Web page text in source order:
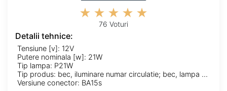
76 Voturi
Detalii tehnice:
Tensiune [v]: 12V
Putere nominala [w]: 21W
Tip lampa: P21W
Tip produs: bec, iluminare numar circulatie; bec, lampa ceata spate; bec, lampa frana; bec, lampa mers inapoi; bec, lampa spate; bec, lumini interioare; bec, semnalizator; bec,lumini de stationare
Versiune conector: BA15s